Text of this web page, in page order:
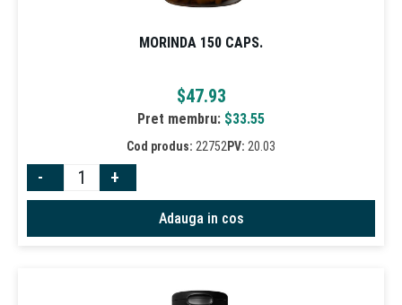
MОRINDA 150 CAPS.
$47.93
Pret membru: $33.55
Cod produs: 22752PV: 20.03
- +
Adauga in cos